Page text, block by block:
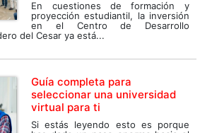
En cuestiones de formación y
proyección estudiantil, la inversión
en el Centro de Desarrollo
del Cesar ya está...
Guía completa para
seleccionar una universidad
virtual para ti
Si estás leyendo esto es porque